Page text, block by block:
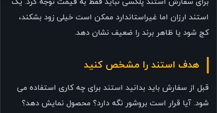
استند ارزان اما غیراستاندارد ممکن است خیلی زود بشکند،
کج شود یا ظاهر برند را ضعیف نشان دهد.
هدف استند را مشخص کنید
قبل از سفارش باید بدانید استند برای چه کاری استفاده می
شود. آیا قرار است بروشور نگه دارد؟ محصول نمایش دهد؟